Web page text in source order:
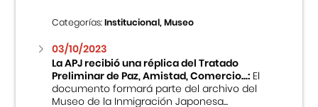
Categorías:Institucional, Museo
03/10/2023
La APJ recibió una réplica del Tratado
Preliminar de Paz, Amistad, Comercio...:El
documento formará parte del archivo del
Museo de la Inmigración Japonesa...